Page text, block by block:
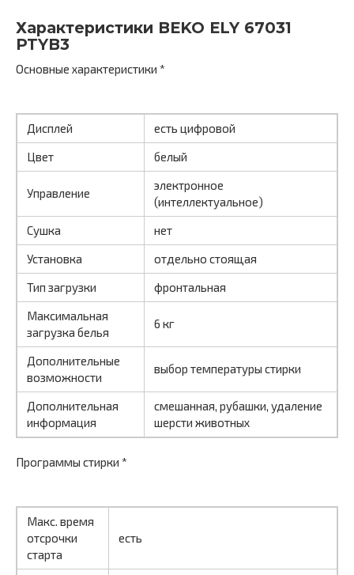
Характеристики BEKO ELY 67031
PTYB3
Основные характеристики *
Дисплей
есть цифровой
Цвет
белый
Управление
электронное
(интеллектуальное)
Сушка
нет
Установка
отдельно стоящая
Тип загрузки
фронтальная
Максимальная
загрузка белья
6 кг
Дополнительные
возможности
выбор температуры стирки
Дополнительная
информация
смешанная, рубашки, удаление
шерсти животных
Программы стирки *
Макс. время
отсрочки
старта
есть